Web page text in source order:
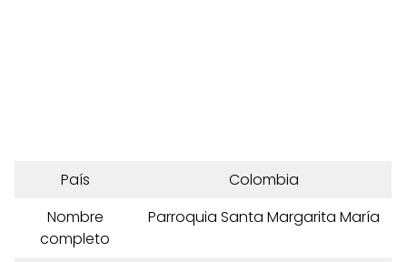
País
Colombia
Nombre
completo
Parroquia Santa Margarita María